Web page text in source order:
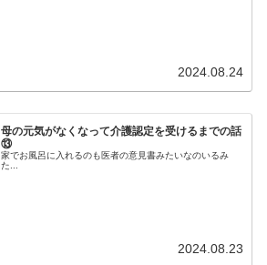
2024.08.24
母の元気がなくなって介護認定を受けるまでの話
⑬
家でお風呂に入れるのも医者の意見書みたいなのいるみ
た...
2024.08.23